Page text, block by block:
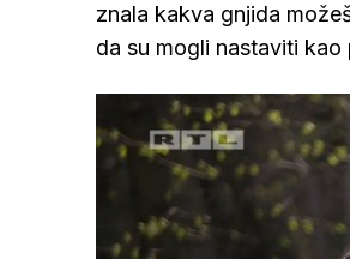
znala kakva gnjida
da su mogli nastaviti